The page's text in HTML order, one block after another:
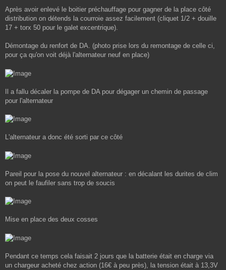
Après avoir enlevé le boitier préchauffage pour gagner de la place côté
distribution on détends la courroie assez facilement (cliquet 1/2 + douille
17 + torx 50 pour le galet excentrique).
Démontage du renfort de DA. (photo prise lors du remontage de celle ci,
pour ça qu'on voit déjà l'alternateur neuf en place)
Il a fallu décaler la pompe de DA pour dégager un chemin de passage
pour l'alternateur
L'alternateur a donc été sorti par ce côté
Pareil pour la pose du nouvel alternateur : en décalant les durites de clim
on peut le faufiler sans trop de soucis
Mise en place des deux cosses
Pendant ce temps cela faisait 2 jours que la batterie était en charge via
un chargeur acheté chez action (16€ à peu près), la tension était à 13,3V